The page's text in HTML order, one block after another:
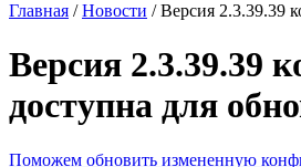
Главная /Новости /Версия 2.3.39.39
Версия 2.3.39.39
доступна для
Поможем обновить измененную